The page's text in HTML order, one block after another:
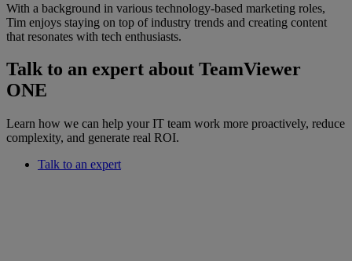
With a background in various technology-based marketing roles,
Tim enjoys staying on top of industry trends and creating content
that resonates with tech enthusiasts.
Talk to an expert about TeamViewer
ONE
Learn how we can help your IT team work more proactively, reduce
complexity, and generate real ROI.
Talk to an expert